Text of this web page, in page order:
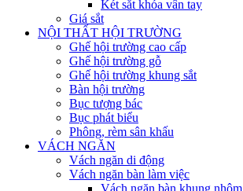
Két sắt khóa vân tay
Giá sắt
NỘI THẤT HỘI TRƯỜNG
Ghế hội trường cao cấp
Ghế hội trường gỗ
Ghế hội trường khung sắt
Bàn hội trường
Bục tượng bác
Bục phát biểu
Phông, rèm sân khấu
VÁCH NGĂN
Vách ngăn di động
Vách ngăn bàn làm việc
Vách ngăn bàn khung nhôm